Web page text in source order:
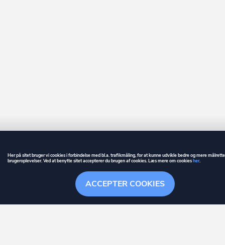
Søgehistorik Menu
GUIDE BETINGELSER
er et registreret varemærke tilhørende ownr ApS – CVR nr.: 36 40 88
ACCEPTER COOKIES
Her på sitet bruger vi cookies i forbindelse med bl.a. trafikmåling, for at kunne udvikle bedre og mere
brugeroplevelser. Ved at benytte sitet accepterer du brugen af cookies. Læs mere om cookiesher.